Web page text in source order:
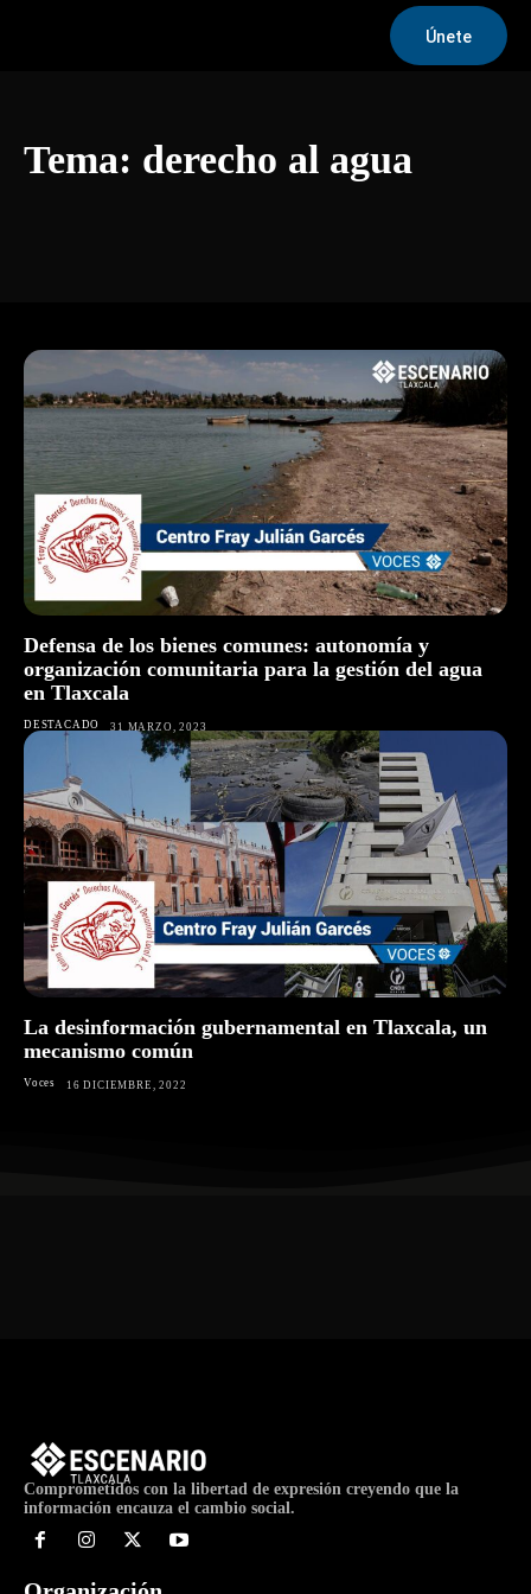
Únete
Tema: derecho al agua
Defensa de los bienes comunes: autonomía y
organización comunitaria para la gestión del agua
en Tlaxcala
DESTACADO 31 MARZO, 2023
La desinformación gubernamental en Tlaxcala, un
mecanismo común
Voces 16 DICIEMBRE, 2022
Comprometidos con la libertad de expresión creyendo que la
información encauza el cambio social.